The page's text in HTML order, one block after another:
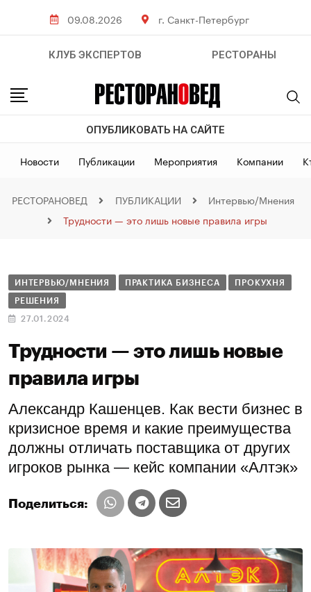
09.08.2026 г. Санкт-Петербург
КЛУБ ЭКСПЕРТОВ РЕСТОРАНЫ
ОПУБЛИКОВАТЬ НА САЙТЕ
Новости Публикации Мероприятия Компании
РЕСТОРАНОВЕД ПУБЛИКАЦИИ
Интервью/Мнения
Трудности — это лишь новые правила игры
ИНТЕРВЬЮ/МНЕНИЯ ПРАКТИКА БИЗНЕСА ПРОКУХНЯ
РЕШЕНИЯ
27.01.2024
Трудности — это лишь новые
правила игры
Александр Кашенцев. Как вести бизнес в
кризисное время и какие преимущества
должны отличать поставщика от других
игроков рынка — кейс компании «Алтэк»
Поделиться: